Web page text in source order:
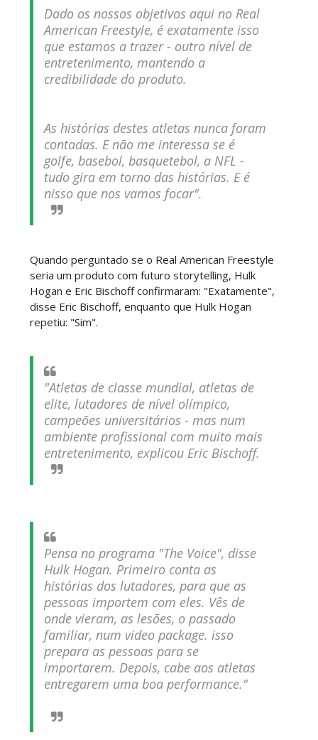
Championship Match
SCSA867 -Jul 26 2026
Lucha Libre AAA: Verano De Escándalo 2026
Unknown- Jul 26 2026
AEW Collision 25 JULY 2026
Unknown-Jul 26 2026
WWE Friday Night Smackdown 24 July 2026
Unknown
TNA iMPACT Wrestling 23 July 2026
Unknown -Jul 24 2026
AEW Dynamite 22JUL26
Unknown-Jul 23 2026
TNA iMPACT Wrestling 06 aug 2026
Unknown- Aug 07 2026
AEW Dynamite 05AUG26
Unknown-
WWE NXT 04 Aug 2026
Unknown-Aug 05 2026
Dado os nossos objetivos aqui no Real
American Freestyle, é exatamente isso
que estamos a trazer - outro nível de
entretenimento, mantendo a
credibilidade do produto.
As histórias destes atletas nunca foram
contadas. E não me interessa se é
golfe, basebol, basquetebol, a NFL -
tudo gira em torno das histórias. E é
nisso que nos vamos focar".
Quando perguntado se o Real American Freestyle
seria um produto com futuro storytelling, Hulk
Hogan e Eric Bischoff confirmaram: "Exatamente",
disse Eric Bischoff, enquanto que Hulk Hogan
repetiu: "Sim".
"Atletas de classe mundial, atletas de
elite, lutadores de nível olímpico,
campeões universitários - mas num
ambiente profissional com muito mais
entretenimento, explicou Eric Bischoff.
Pensa no programa "The Voice", disse
Hulk Hogan. Primeiro conta as
histórias dos lutadores, para que as
pessoas importem com eles. Vês de
onde vieram, as lesões, o passado
familiar, num video package. isso
prepara as pessoas para se
importarem. Depois, cabe aos atletas
entregarem uma boa performance."